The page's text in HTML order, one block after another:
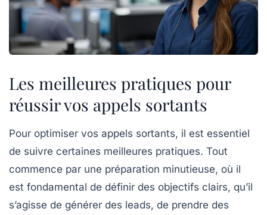
Les meilleures pratiques pour
réussir vos appels sortants
Pour optimiser vos appels sortants, il est essentiel
de suivre certaines meilleures pratiques. Tout
commence par une préparation minutieuse, où il
est fondamental de définir des objectifs clairs, qu’il
s’agisse de générer des leads, de prendre des